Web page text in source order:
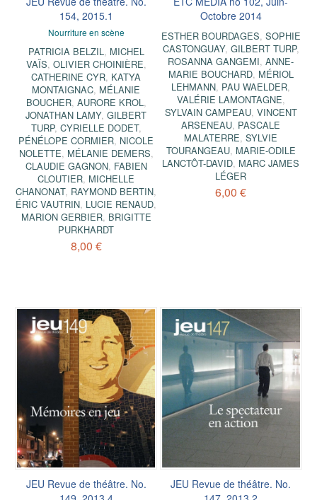
154, 2015.1
Nourriture en scène
PATRICIA BELZIL, MICHEL
VAÏS, OLIVIER CHOINIÈRE,
CATHERINE CYR, KATYA
MONTAIGNAC, MÉLANIE
BOUCHER, AURORE KROL,
JONATHAN LAMY,GILBERT
TURP, CYRIELLE DODET,
PÉNÉLOPE CORMIER, NICOLE
NOLETTE, MÉLANIE DEMERS,
CLAUDIE GAGNON, FABIEN
CLOUTIER, MICHELLE
CHANONAT, RAYMOND BERTIN,
ÉRIC VAUTRIN, LUCIE RENAUD,
MARION GERBIER, BRIGITTE
PURKHARDT
8,00 €
Octobre 2014
ESTHER BOURDAGES, SOPHIE
CASTONGUAY, GILBERT TURP,
ROSANNA GANGEMI,ANNE-
MARIE BOUCHARD, MÉRIOL
LEHMANN, PAU WAELDER,
VALÉRIE LAMONTAGNE,
SYLVAIN CAMPEAU, VINCENT
ARSENEAU, PASCALE
MALATERRE,SYLVIE
TOURANGEAU, MARIE-ODILE
LANCTÔT-DAVID, MARC JAMES
LÉGER
6,00 €
JEU Revue de théâtre. No.
JEU Revue de théâtre. No.